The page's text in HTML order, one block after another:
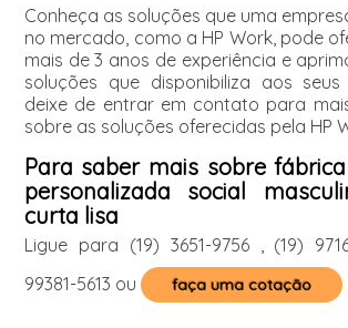
Conheça as soluções que uma
no mercado, como a HP Work, pode
mais de 3 anos de experiência e
soluções que disponibiliza aos seus
deixe de entrar em contato para
sobre as soluções oferecidas pela HP
Para saber mais sobre
personalizada social
curta lisa
Ligue para (19) 3651-9756, (19)
99381-5613 ou faça uma cotação